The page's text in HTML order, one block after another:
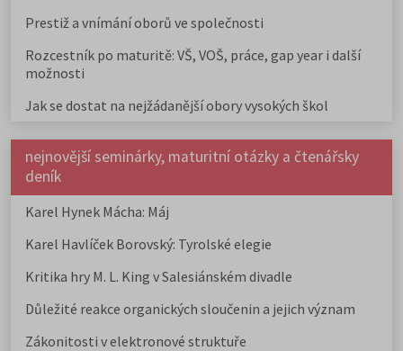
Prestiž a vnímání oborů ve společnosti
Rozcestník po maturitě: VŠ, VOŠ, práce, gap year i další
možnosti
Jak se dostat na nejžádanější obory vysokých škol
nejnovější seminárky, maturitní otázky a čtenářsky
deník
Karel Hynek Mácha: Máj
Karel Havlíček Borovský: Tyrolské elegie
Kritika hry M. L. King v Salesiánském divadle
Důležité reakce organických sloučenin a jejich význam
Zákonitosti v elektronové struktuře